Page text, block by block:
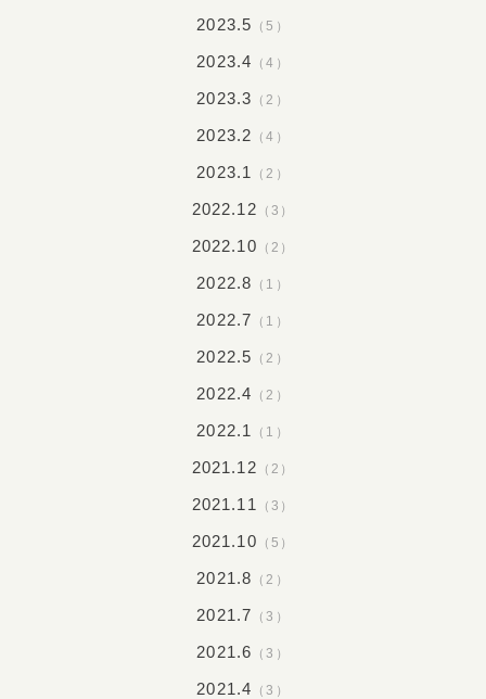
2023.5 （5）
2023.4 （4）
2023.3 （2）
2023.2 （4）
2023.1 （2）
2022.12 （3）
2022.10 （2）
2022.8 （1）
2022.7 （1）
2022.5 （2）
2022.4 （2）
2022.1 （1）
2021.12 （2）
2021.11 （3）
2021.10 （5）
2021.8 （2）
2021.7 （3）
2021.6 （3）
2021.4 （3）